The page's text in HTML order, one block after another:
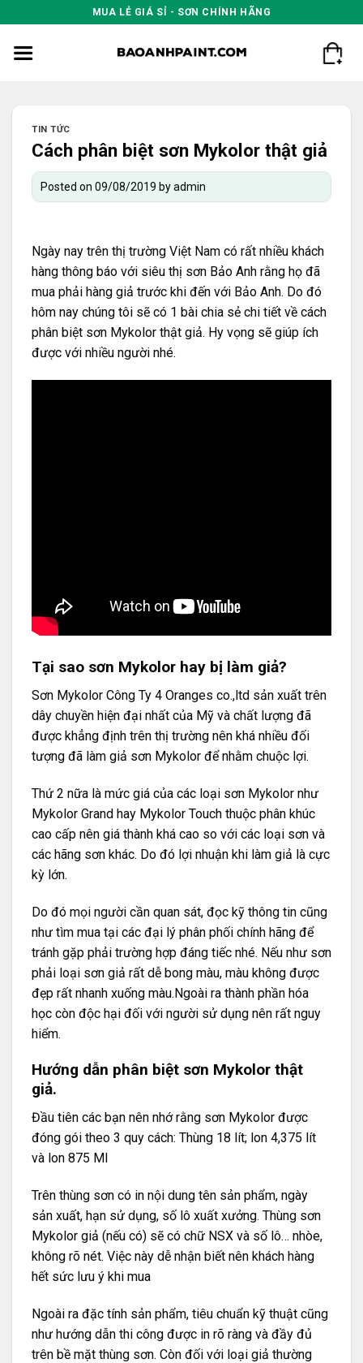
to
content
MUA LẺ GIÁ SỈ - SƠN CHÍNH HÃNG
TIN TỨC
Cách phân biệt sơn Mykolor thật giả
Posted on 09/08/2019 byadmin
Ngày nay trên thị trường Việt Nam có rất nhiều khách
hàng thông báo với siêu thị sơn Bảo Anh rằng họ đã
mua phải hàng giả trước khi đến với Bảo Anh. Do đó
hôm nay chúng tôi sẽ có 1 bài chia sẻ chi tiết về cách
phân biệt sơn Mykolor thật giả. Hy vọng sẽ giúp ích
được với nhiều người nhé.
Tại sao sơn Mykolor hay bị làm giả?
Sơn Mykolor Công Ty 4 Oranges co.,ltd sản xuất trên
dây chuyền hiện đại nhất của Mỹ và chất lượng đã
được khẳng định trên thị trường nên khá nhiều đối
tượng đã làm giả sơn Mykolor để nhằm chuộc lợi.
Thứ 2 nữa là mức giá của các loại sơn Mykolor như
Mykolor Grand hay Mykolor Touch thuộc phân khúc
cao cấp nên giá thành khá cao so với các loại sơn và
các hãng sơn khác. Do đó lợi nhuận khi làm giả là cực
kỳ lớn.
Do đó mọi người cần quan sát, đọc kỹ thông tin cũng
như tìm mua tại các đại lý phân phối chính hãng để
tránh gặp phải trường hợp đáng tiếc nhé. Nếu như sơn
phải loại sơn giả rất dễ bong màu, màu không được
đẹp rất nhanh xuống màu.Ngoài ra thành phần hóa
học còn độc hại đối với người sử dụng nên rất nguy
hiểm.
Hướng dẫn phân biệt sơn Mykolor thật
giả.
Đầu tiên các bạn nên nhớ rằng sơn Mykolor được
đóng gói theo 3 quy cách: Thùng 18 lít; lon 4,375 lít
và lon 875 Ml
Trên thùng sơn có in nội dung tên sản phẩm, ngày
sản xuất, hạn sử dụng, số lô xuất xưởng. Thùng sơn
Mykolor giả (nếu có) sẽ có chữ NSX và số lô… nhòe,
không rõ nét. Việc này dễ nhận biết nên khách hàng
hết sức lưu ý khi mua
Ngoài ra đặc tính sản phẩm, tiêu chuẩn kỹ thuật cũng
như hướng dẫn thi công được in rõ ràng và đầy đủ
trên bề mặt thùng sơn. Còn đối với loại giả thường